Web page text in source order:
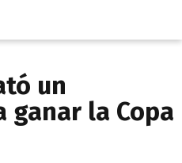
un
la Copa